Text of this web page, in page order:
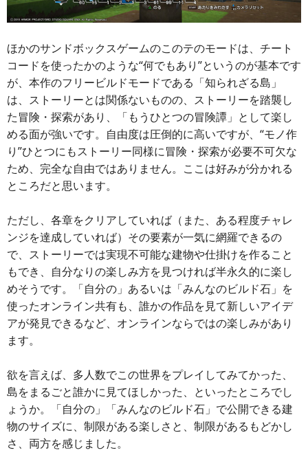
ほかのサンドボックスゲームのこのテのモードは、チート
コードを使ったかのような“何でもあり”というのが基本です
が、本作のフリービルドモードである「知られざる島」
は、ストーリーとは関係ないものの、ストーリーを踏襲し
た冒険・探索があり、「もうひとつの冒険譚」として楽し
める面が強いです。自由度は圧倒的に高いですが、“モノ作
り”ひとつにもストーリー同様に冒険・探索が必要不可欠な
ため、完全な自由ではありません。ここは好みが分かれる
ところだと思います。
ただし、各章をクリアしていれば（また、ある程度チャレ
ンジを達成していれば）その要素が一気に網羅できるの
で、ストーリーでは実現不可能な建物や仕掛けを作ること
もでき、自分なりの楽しみ方を見つければ半永久的に楽し
めそうです。「自分の」あるいは「みんなのビルド石」を
使ったオンライン共有も、誰かの作品を見て新しいアイデ
アが発見できるなど、オンラインならではの楽しみがあり
ます。
欲を言えば、多人数でこの世界をプレイしてみてかった、
島をまるごと誰かに見てほしかった、といったところでし
ょうか。「自分の」「みんなのビルド石」で公開できる建
物のサイズに、制限がある楽しさと、制限があるもどかし
さ、両方を感じました。